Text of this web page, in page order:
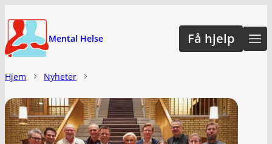
til
hovedinnhold
Mental Helse Få hjelp
Hjem Nyheter